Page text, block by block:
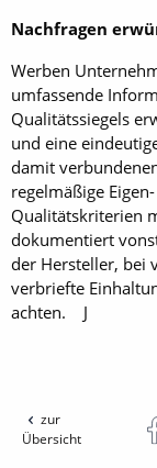
Nachfragen
Werben
umfassende
Qualitätssiegels
und eine
damit
regelmäßige
Qualitätskriterien
dokumentiert
der Hersteller, bei
verbriefte
achten. J
zur
Übersicht